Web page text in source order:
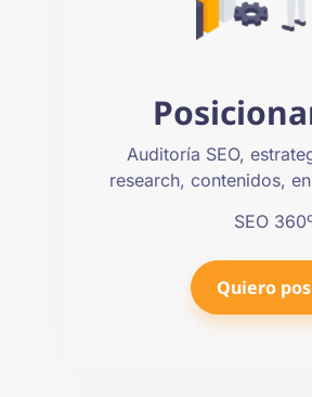
Auditoría SEO,
research, contenidos,
SEO
Quiero